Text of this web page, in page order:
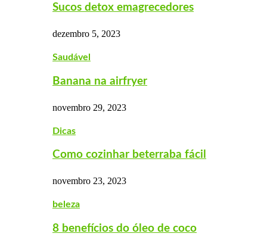
Sucos detox emagrecedores
dezembro 5, 2023
Saudável
Banana na airfryer
novembro 29, 2023
Dicas
Como cozinhar beterraba fácil
novembro 23, 2023
beleza
8 benefícios do óleo de coco